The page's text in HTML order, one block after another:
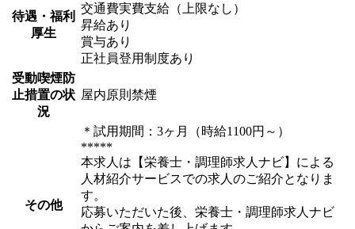
待遇・福利
厚生
交通費実費支給（上限なし）
昇給あり
賞与あり
正社員登用制度あり
受動喫煙防
止措置の状
況
屋内原則禁煙
その他
＊試用期間：3ヶ月（時給1100円～）
*****
本求人は【栄養士・調理師求人ナビ】による
人材紹介サービスでの求人のご紹介となりま
す。
応募いただいた後、栄養士・調理師求人ナビ